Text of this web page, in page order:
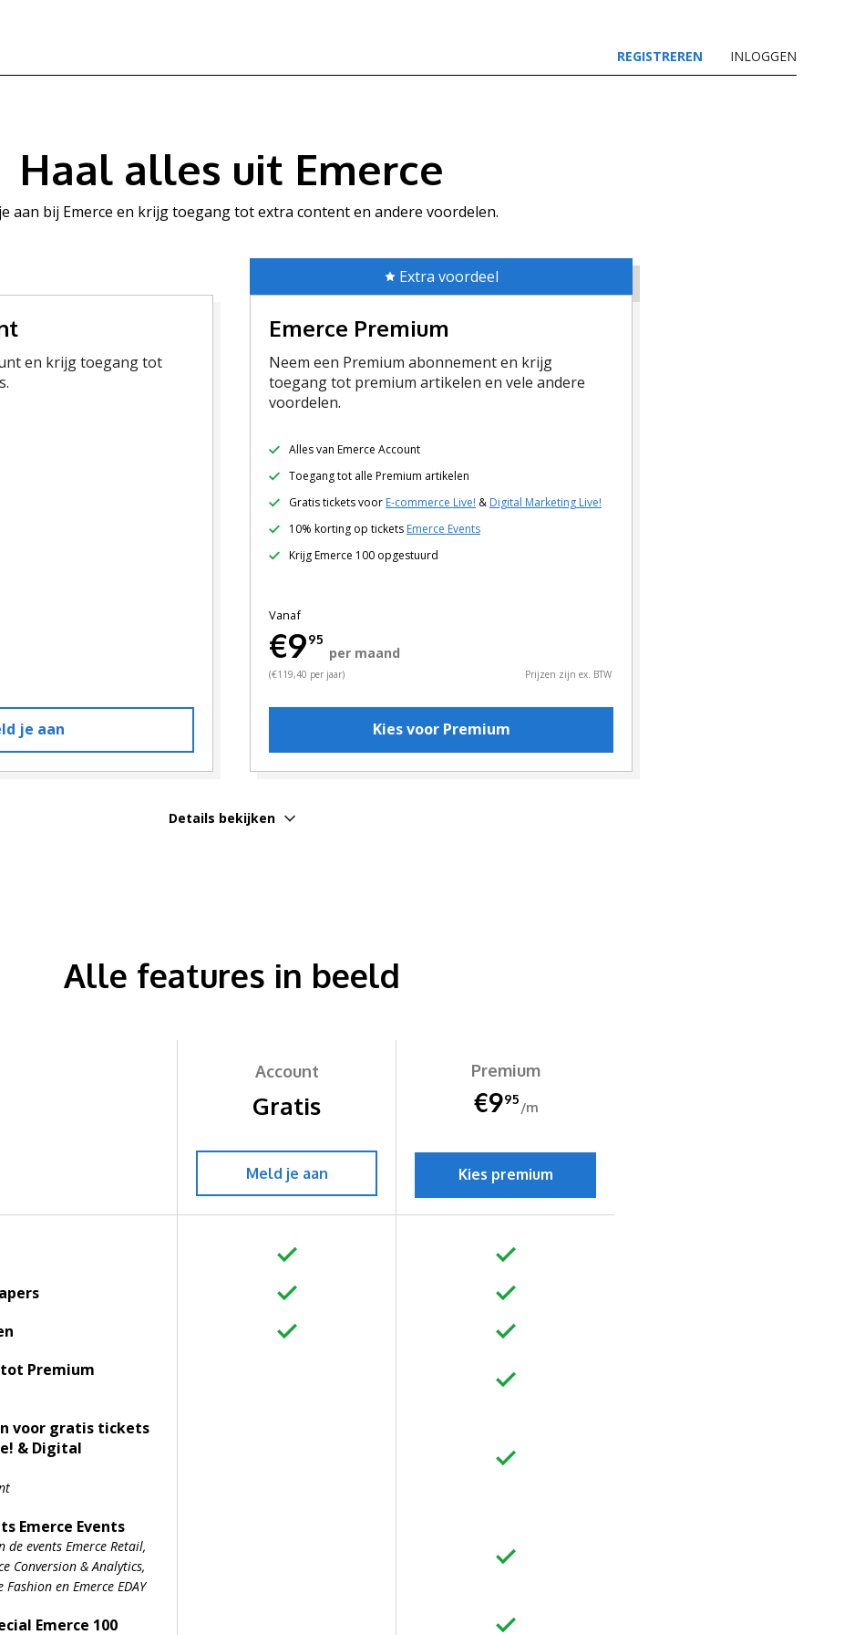
REGISTREREN INLOGGEN
Haal alles uit Emerce
aan bij Emerce en krijg toegang tot extra content en andere voordelen.
en krijg toegang tot
je aan
Extra voordeel
Emerce Premium
Neem een Premium abonnement en krijg
toegang tot premium artikelen en vele andere
voordelen.
Alles van Emerce Account
Toegang tot alle Premium artikelen
Gratis tickets voor E-commerce Live! & Digital Marketing Live!
10% korting op tickets Emerce Events
Krijg Emerce 100 opgestuurd
Vanaf
€995
per maand
(€119,40 per jaar) Prijzen zijn ex. BTW
Kies voor Premium
Details bekijken
Alle features in beeld
Account
Gratis
Meld je aan
Premium
€995
/m
Kies premium
Premium
voor gratis tickets
& Digital
Emerce Events
de events Emerce Retail,
Conversion & Analytics,
en Emerce EDAY
Emerce 100